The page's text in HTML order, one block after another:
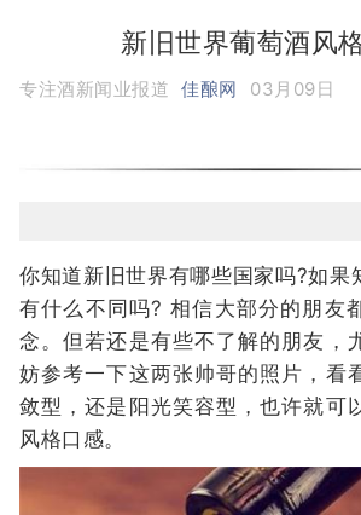
新旧世界葡萄酒风
专注酒新闻业报道 佳酿网 03月09日
你知道新旧世界有哪些国家吗?如果
有什么不同吗? 相信大部分的朋友
念。但若还是有些不了解的朋友，
妨参考一下这两张帅哥的照片，看
敛型，还是阳光笑容型，也许就可
风格口感。